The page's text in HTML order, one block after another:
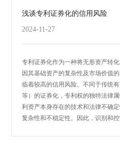
浅谈专利证券化的信用风险
2024-11-27
专利证券化作为一种将无形资产转
因其基础资产的复杂性及市场价值
临着较高的信用风险。不同于传统
等）的证券化，专利权的独特法律
利资产本身存在的技术和法律不确
复杂性和不稳定性。因此，识别和